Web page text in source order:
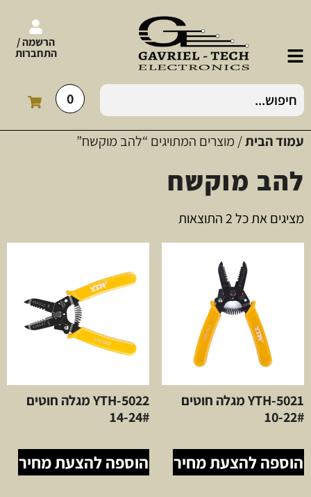
הרשמה /
התחברות
0
עמוד הבית/ מוצרים המתויגים “להב מוקשח”
להב מוקשח
מציגים את כל ⁦2⁩ התוצאות
YTH-5021 מגלה חוטים
10-22#
הוספה להצעת מחיר
YTH-5022 מגלה חוטים
14-24#
הוספה להצעת מחיר